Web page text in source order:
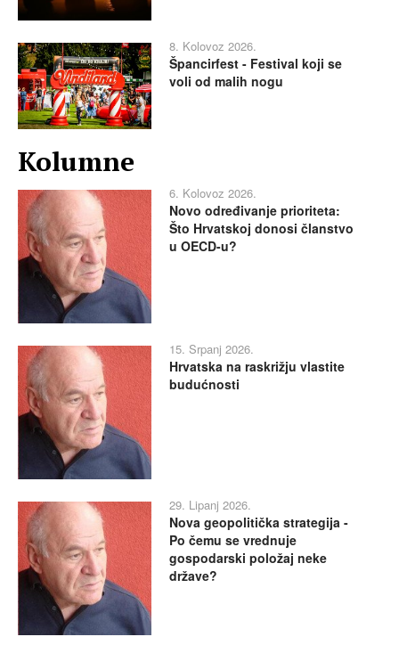
8. Kolovoz 2026.
Špancirfest - Festival koji se
voli od malih nogu
Kolumne
6. Kolovoz 2026.
Novo određivanje prioriteta:
Što Hrvatskoj donosi članstvo
u OECD-u?
15. Srpanj 2026.
Hrvatska na raskrižju vlastite
budućnosti
29. Lipanj 2026.
Nova geopolitička strategija -
Po čemu se vrednuje
gospodarski položaj neke
države?